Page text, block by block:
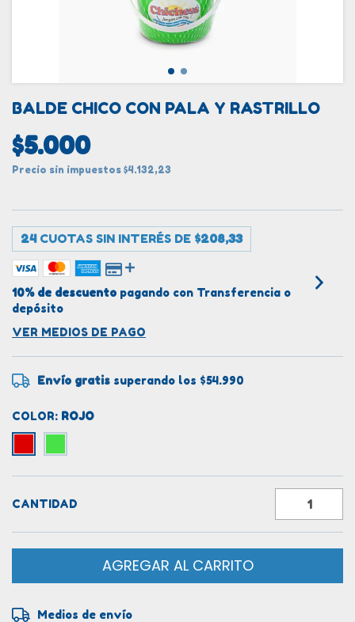
BALDE CHICO CON PALA Y RASTRILLO
$5.000
Precio sin impuestos $4.132,23
24 CUOTAS SIN INTERÉS DE $208,33
10% de descuento pagando con Transferencia o
depósito
VER MEDIOS DE PAGO
Envío gratis superando los $54.990
COLOR: ROJO
CANTIDAD
Entregas para el CP:
Medios de envío